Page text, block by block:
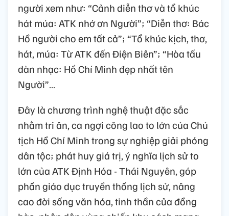
người xem như: “Cảnh diễn thơ và tổ khúc
hát múa: ATK nhớ ơn Người”; “Diễn thơ: Bác
Hồ người cho em tất cả”; “Tổ khúc kịch, thơ,
hát, múa: Từ ATK đến Điện Biên”; “Hòa tấu
dàn nhạc: Hồ Chí Minh đẹp nhất tên
Người”…
Đây là chương trình nghệ thuật đặc sắc
nhằm tri ân, ca ngợi công lao to lớn của Chủ
tịch Hồ Chí Minh trong sự nghiệp giải phóng
dân tộc; phát huy giá trị, ý nghĩa lịch sử to
lớn của ATK Định Hóa - Thái Nguyên, góp
phần giáo dục truyền thống lịch sử, nâng
cao đời sống văn hóa, tinh thần của đồng